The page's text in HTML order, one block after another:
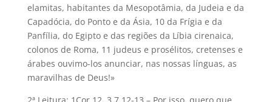
elamitas, habitantes da Mesopotâmia, da Judeia e da
Capadócia, do Ponto e da Ásia, 10 da Frígia e da
Panfília, do Egipto e das regiões da Líbia cirenaica,
colonos de Roma, 11 judeus e prosélitos, cretenses e
árabes ouvimo-los anunciar, nas nossas línguas, as
maravilhas de Deus!»